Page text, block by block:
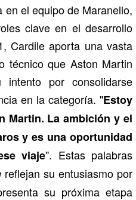
el equipo de Maranello,
clave en el desarrollo
Cardile aporta una vasta
técnico que Aston Martin
por consolidarse
en la categoría. "Estoy
Martin. La ambición y el
y es una oportunidad
viaje". Estas palabras
reflejan su entusiasmo por
su próxima etapa